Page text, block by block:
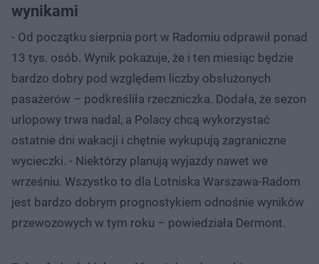
wynikami
- Od początku sierpnia port w Radomiu odprawił ponad
13 tys. osób. Wynik pokazuje, że i ten miesiąc będzie
bardzo dobry pod względem liczby obsłużonych
pasażerów – podkreśliła rzeczniczka. Dodała, że sezon
urlopowy trwa nadal, a Polacy chcą wykorzystać
ostatnie dni wakacji i chętnie wykupują zagraniczne
wycieczki. - Niektórzy planują wyjazdy nawet we
wrześniu. Wszystko to dla Lotniska Warszawa-Radom
jest bardzo dobrym prognostykiem odnośnie wyników
przewozowych w tym roku – powiedziała Dermont.